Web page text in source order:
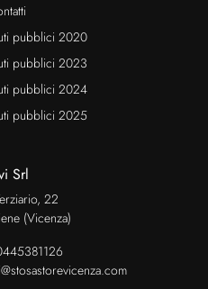
pubblici 2020
pubblici 2023
pubblici 2024
pubblici 2025
Srl
22
(Vicenza)